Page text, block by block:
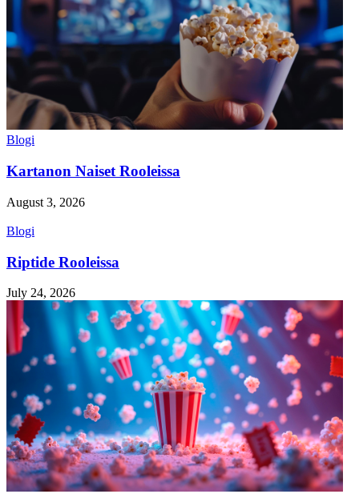
Blogi
Kartanon Naiset Rooleissa
August 3, 2026
Blogi
Riptide Rooleissa
July 24, 2026